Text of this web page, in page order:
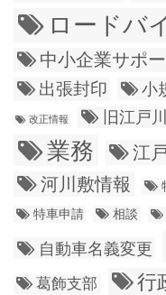
ロードバ
中小企業サポ
出張封印 小
改正情報 旧江戸川
業務 江
河川敷情報
特車申請
相談
自動車名義変更
葛飾支部 行